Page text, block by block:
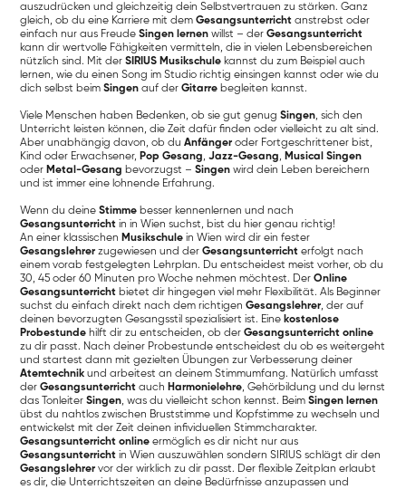
auszudrücken und gleichzeitig dein Selbstvertrauen zu stärken. Ganz
gleich, ob du eine Karriere mit demGesangsunterricht anstrebst oder
einfach nur aus FreudeSingen lernen willst – derGesangsunterricht
kann dir wertvolle Fähigkeiten vermitteln, die in vielen Lebensbereichen
nützlich sind. Mit derSIRIUS Musikschule kannst du zum Beispiel auch
lernen, wie du einen Song im Studio richtig einsingen kannst oder wie du
dich selbst beimSingen auf derGitarre begleiten kannst.
Viele Menschen haben Bedenken, ob sie gut genugSingen, sich den
Unterricht leisten können, die Zeit dafür finden oder vielleicht zu alt sind.
Aber unabhängig davon, ob duAnfänger oder Fortgeschrittener bist,
Kind oder Erwachsener, Pop Gesang,Jazz-Gesang, Musical Singen
oder Metal-Gesang bevorzugst –Singen wird dein Leben bereichern
und ist immer eine lohnende Erfahrung.
Wenn du deineStimme besser kennenlernen und nach
Gesangsunterricht in in Wien suchst, bist du hier genau richtig!
An einer klassischen Musikschule in Wien wird dir ein fester
Gesangslehrer zugewiesen und derGesangsunterricht erfolgt nach
einem vorab festgelegten Lehrplan. Du entscheidest meist vorher, ob du
30, 45 oder 60 Minuten pro Woche nehmen möchtest. DerOnline
Gesangsunterricht bietet dir hingegen viel mehr Flexibilität. Als Beginner
suchst du einfach direkt nach dem richtigenGesangslehrer, der auf
deinen bevorzugten Gesangsstil spezialisiert ist. Eine kostenlose
Probestunde hilft dir zu entscheiden, ob derGesangsunterricht online
zu dir passt. Nach deiner Probestunde entscheidest du ob es weitergeht
und startest dann mit gezielten Übungen zur Verbesserung deiner
Atemtechnik und arbeitest an deinem Stimmumfang. Natürlich umfasst
derGesangsunterricht auch Harmonielehre, Gehörbildung und du lernst
das TonleiterSingen, was du vielleicht schon kennst. BeimSingen lernen
übst du nahtlos zwischen Bruststimme und Kopfstimme zu wechseln und
entwickelst mit der Zeit deinen infividuellen Stimmcharakter.
Gesangsunterricht online ermöglich es dir nicht nur aus
Gesangsunterricht in Wien auszuwählen sondern SIRIUS schlägt dir den
Gesangslehrer vor der wirklich zu dir passt. Der flexible Zeitplan erlaubt
es dir, die Unterrichtszeiten an deine Bedürfnisse anzupassen und